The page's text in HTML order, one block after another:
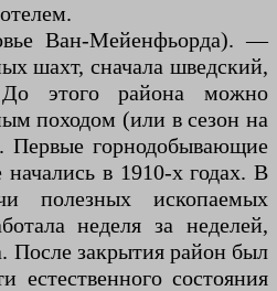
Ван-Мейенфьорда). —
шахт, сначала шведский,
До этого района можно
походом (или в сезон на
Первые горнодобывающие
в 1910-х годах. В
полезных ископаемых
неделя за неделей,
После закрытия район был
естественного состояния